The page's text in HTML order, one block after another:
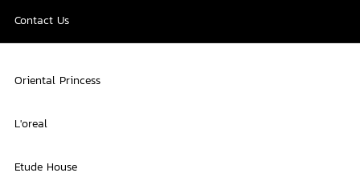
Contact Us
Oriental Princess
L'oreal
Etude House